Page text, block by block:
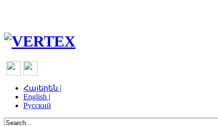
Հայերեն |
English |
Русский